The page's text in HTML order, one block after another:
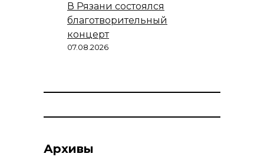
В Рязани состоялся
благотворительный
концерт
07.08.2026
Архивы